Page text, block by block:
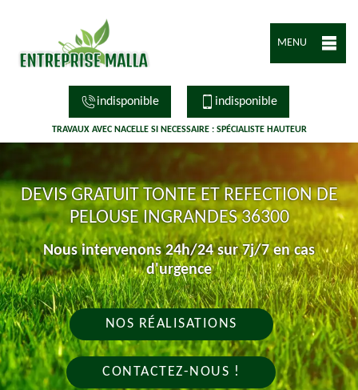
MENU
indisponible indisponible
TRAVAUX AVEC NACELLE SI NECESSAIRE : SPÉCIALISTE HAUTEUR
DEVIS GRATUIT TONTE ET REFECTION DE
PELOUSE INGRANDES 36300
Nous intervenons 24h/24 sur 7j/7 en cas
d'urgence
NOS RÉALISATIONS
CONTACTEZ-NOUS !